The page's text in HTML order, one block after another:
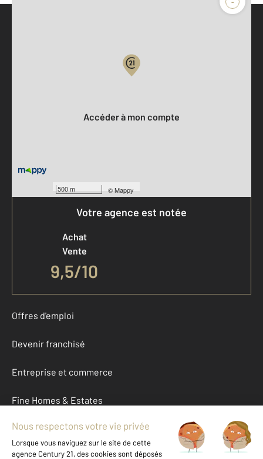
500 m ©Mappy
Accéder à mon compte
Votre agence est notée
Achat
Vente
9,5/10
Offres d'emploi
Devenir franchisé
Entreprise et commerce
Fine Homes & Estates
À propos
International